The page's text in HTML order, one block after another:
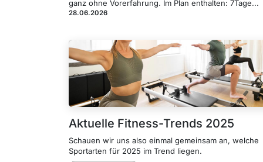
ganz ohne Vorerfahrung. Im Plan enthalten: 7Tage...
28.06.2026
Aktuelle Fitness-Trends 2025
Schauen wir uns also einmal gemeinsam an, welche
Sportarten für 2025 im Trend liegen.